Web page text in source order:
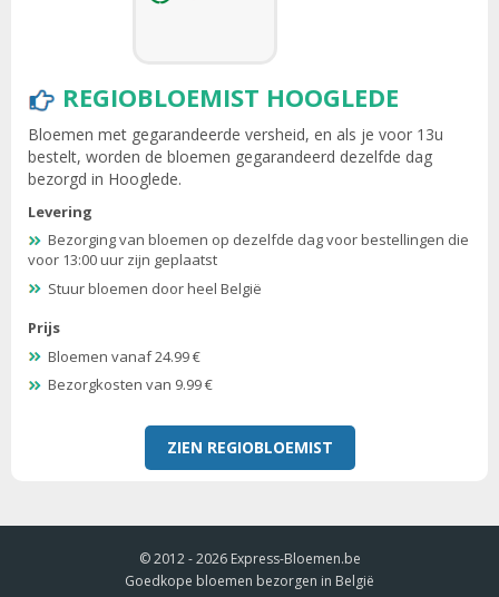
REGIOBLOEMIST HOOGLEDE
Bloemen met gegarandeerde versheid, en als je voor 13u
bestelt, worden de bloemen gegarandeerd dezelfde dag
bezorgd in Hooglede.
Levering
Bezorging van bloemen op dezelfde dag voor bestellingen die
voor 13:00 uur zijn geplaatst
Stuur bloemen door heel België
Prijs
Bloemen vanaf 24.99 €
Bezorgkosten van 9.99 €
ZIEN REGIOBLOEMIST
© 2012 - 2026 Express-Bloemen.be
Goedkope bloemen bezorgen in België